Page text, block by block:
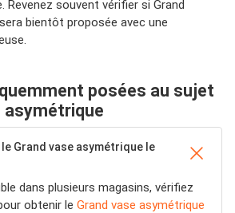
Revenez souvent vérifier si Grand
bientôt proposée avec une
posées au sujet
asymétrique
Grand vase asymétrique le
dans plusieurs magasins, vérifiez
obtenir le Grand vase asymétrique